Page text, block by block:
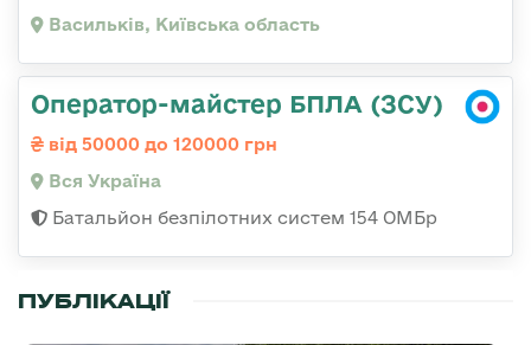
Васильків, Київська область
Оператор-майстер БПЛА (ЗСУ)
від 50000 до 120000 грн
Вся Україна
Батальйон безпілотних систем 154 ОМБр
ПУБЛІКАЦІЇ